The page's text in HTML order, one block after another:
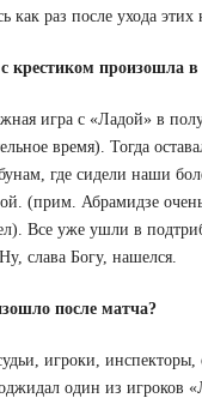
как раз после ухода
крестиком произошла
игра с «Ладой» в
время). Тогда
где сидели наши
(прим. Абрамидзе
Все уже ушли в
слава Богу, нашелся.
после матча?
игроки,
один из